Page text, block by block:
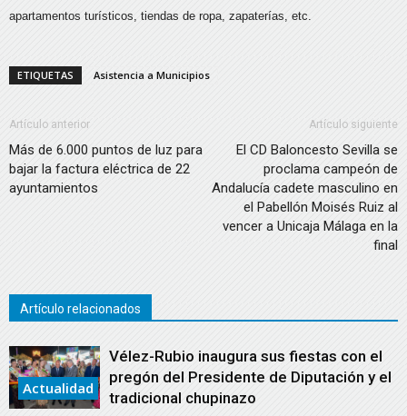
apartamentos turísticos, tiendas de ropa, zapaterías, etc.
ETIQUETAS Asistencia a Municipios
Artículo anterior
Más de 6.000 puntos de luz para
bajar la factura eléctrica de 22
ayuntamientos
Artículo siguiente
El CD Baloncesto Sevilla se
proclama campeón de
Andalucía cadete masculino en
el Pabellón Moisés Ruiz al
vencer a Unicaja Málaga en la
final
Artículo relacionados
Actualidad
Vélez-Rubio inaugura sus fiestas con el
pregón del Presidente de Diputación y el
tradicional chupinazo